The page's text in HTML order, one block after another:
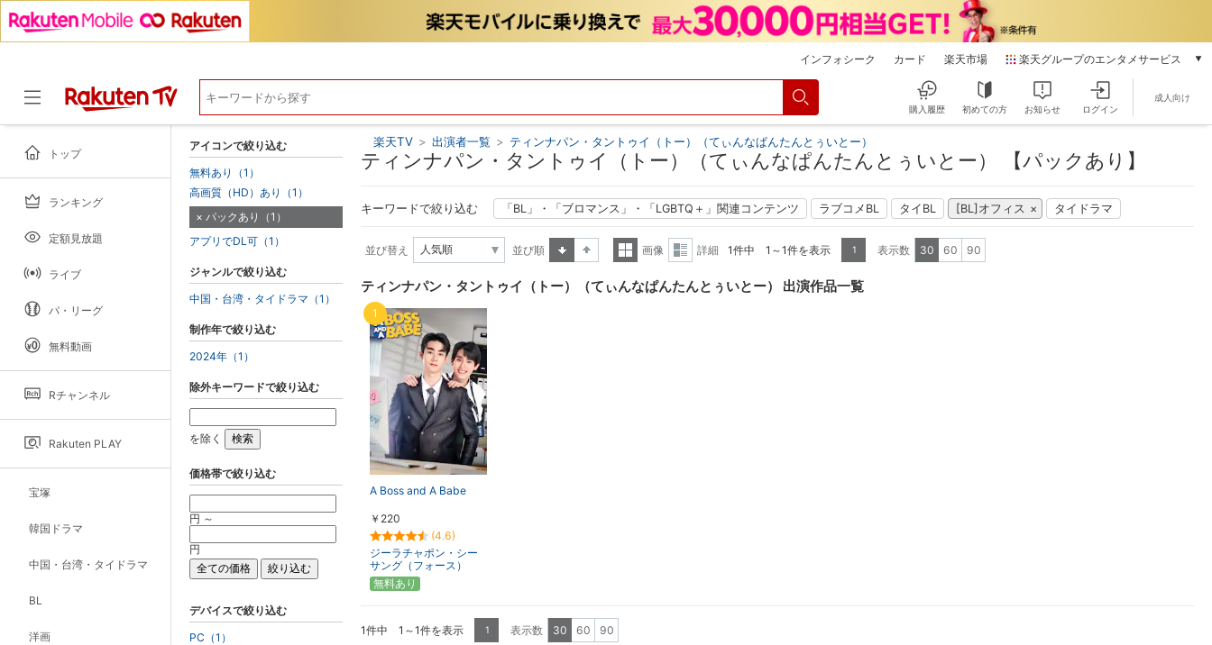
インフォシーク カード 楽天市場 楽天グループのエンタメサービス
本/ゲーム/CD/DVD
電子書籍
雑誌読み放題
動画配信
購入履歴 初めての方 お知らせ ログイン
成人向け
トップ
ランキング
定額見放題
ライブ
パ・リーグ
無料動画
Rチャンネル
Rakuten PLAY
宝塚
韓国ドラマ
中国・台湾・タイドラマ
BL
洋画
楽天TV > 出演者一覧 > ティンナパン・タントゥイ（トー）（てぃんなぱんたんとぅいとー）
ティンナパン・タントゥイ（トー）（てぃんなぱんたんとぅいとー） 【パックあり】
キーワードで絞り込む 「BL」・「ブロマンス」・「LGBTQ＋」関連コンテンツ ラブコメBL タイBL [BL]オフィス タイドラマ
並び替え
並び順
表示
画像
表示
詳細 1件中 1～1件を表示 1 表示数 30 60 90
ティンナパン・タントゥイ（トー）（てぃんなぱんたんとぅいとー） 出演作品一覧
A Boss and A Babe
￥220
(4.6)
ジーラチャポン・シー
サング（フォース）
1
無料あり
1件中 1～1件を表示 1 表示数 30 60 90
アイコンで絞り込む
無料あり（1）
高画質（HD）あり（1）
パックあり（1）
アプリでDL可（1）
ジャンルで絞り込む
中国・台湾・タイドラマ（1）
制作年で絞り込む
2024年（1）
除外キーワードで絞り込む
を除く
価格帯で絞り込む
円 ～
円
デバイスで絞り込む
PC（1）